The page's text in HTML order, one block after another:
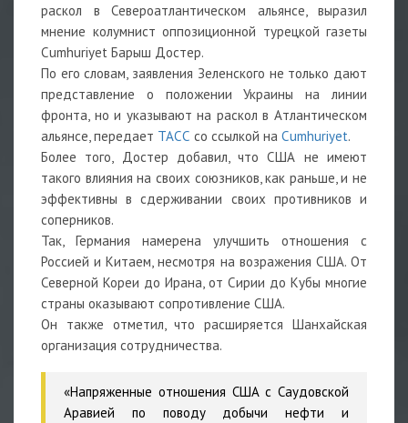
раскол в Североатлантическом альянсе, выразил
мнение колумнист оппозиционной турецкой газеты
Cumhuriyet Барыш Достер.
По его словам, заявления Зеленского не только дают
представление о положении Украины на линии
фронта, но и указывают на раскол в Атлантическом
альянсе, передает ТАСС со ссылкой на Cumhuriyet.
Более того, Достер добавил, что США не имеют
такого влияния на своих союзников, как раньше, и не
эффективны в сдерживании своих противников и
соперников.
Так, Германия намерена улучшить отношения с
Россией и Китаем, несмотря на возражения США. От
Северной Кореи до Ирана, от Сирии до Кубы многие
страны оказывают сопротивление США.
Он также отметил, что расширяется Шанхайская
организация сотрудничества.
«Напряженные отношения США с Саудовской
Аравией по поводу добычи нефти и